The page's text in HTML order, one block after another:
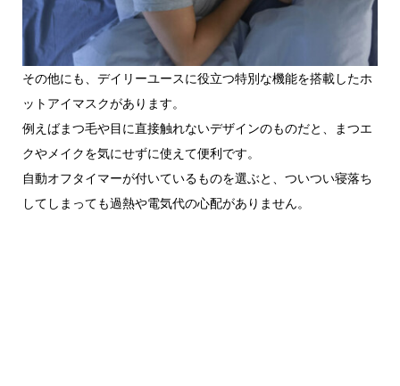
その他にも、デイリーユースに役立つ特別な機能を搭載したホ
ットアイマスクがあります。
例えばまつ毛や目に直接触れないデザインのものだと、まつエ
クやメイクを気にせずに使えて便利です。
自動オフタイマーが付いているものを選ぶと、ついつい寝落ち
してしまっても過熱や電気代の心配がありません。